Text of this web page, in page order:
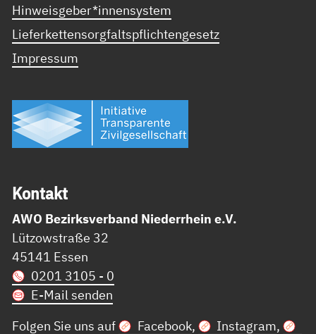
Hinweisgeber*innensystem
Lieferkettensorgfaltspflichtengesetz
Impressum
Kon­takt
AWO Bezirksverband Niederrhein e.V.
Lützowstraße 32
45141 Essen
0201 3105 - 0
E-Mail senden
Folgen Sie uns auf
Facebook, Instagram,